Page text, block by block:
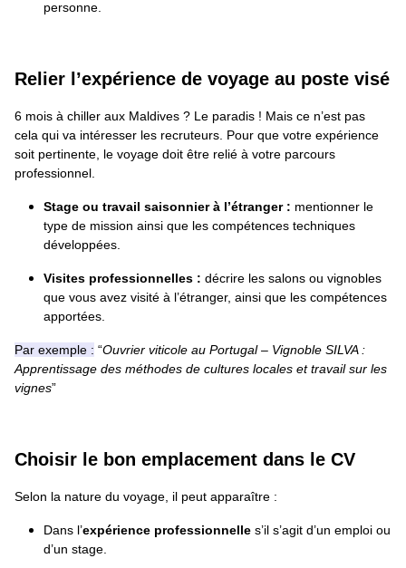
personne.
Relier l’expérience de voyage au poste visé
6 mois à chiller aux Maldives ? Le paradis ! Mais ce n’est pas
cela qui va intéresser les recruteurs. Pour que votre expérience
soit pertinente, le voyage doit être relié à votre parcours
professionnel.
Stage ou travail saisonnier à l’étranger : mentionner le
type de mission ainsi que les compétences techniques
développées.
Visites professionnelles : décrire les salons ou vignobles
que vous avez visité à l’étranger, ainsi que les compétences
apportées.
Par exemple : “Ouvrier viticole au Portugal – Vignoble SILVA :
Apprentissage des méthodes de cultures locales et travail sur les
vignes”
Choisir le bon emplacement dans le CV
Selon la nature du voyage, il peut apparaître :
Dans l’expérience professionnelle s’il s’agit d’un emploi ou
d’un stage.